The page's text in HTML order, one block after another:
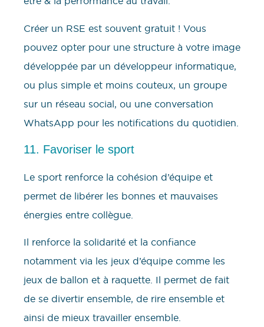
Créer un RSE est souvent gratuit ! Vous
pouvez opter pour une structure à votre image
développée par un développeur informatique,
ou plus simple et moins couteux, un groupe
sur un réseau social, ou une conversation
WhatsApp pour les notifications du quotidien.
11. Favoriser le sport
Le sport renforce la cohésion d’équipe et
permet de libérer les bonnes et mauvaises
énergies entre collègue.
Il renforce la solidarité et la confiance
notamment via les jeux d’équipe comme les
jeux de ballon et à raquette. Il permet de fait
de se divertir ensemble, de rire ensemble et
ainsi de mieux travailler ensemble.